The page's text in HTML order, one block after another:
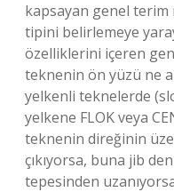
kapsayan genel terim
tipini belirlemeye
özelliklerini içeren
teknenin ön yüzü ne
yelkenli teknelerde
yelkene FLOK veya
teknenin direğinin
çıkıyorsa, buna jib
tepesinden